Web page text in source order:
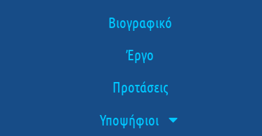
Βιογραφικό
Έργο
Προτάσεις
Υποψήφιοι